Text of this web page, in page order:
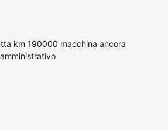
km 190000 macchina ancora